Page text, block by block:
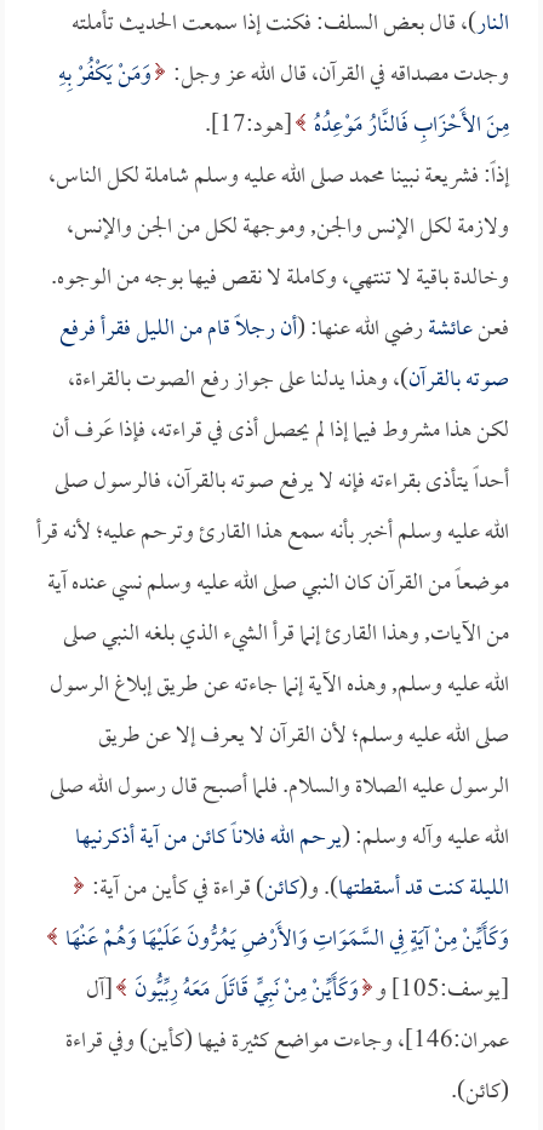
النار)، قال بعض السلف: فكنت إذا سمعت الحديث تأملته
وجدت مصداقه في القرآن، قال الله عز وجل: وَمَنْ يَكْفُرْ بِهِ
مِنَ الأَحْزَابِ فَالنَّارُ مَوْعِدُهُ [هود:17].
إذاً: فشريعة نبينا محمد صلى الله عليه وسلم شاملة لكل الناس،
ولازمة لكل الإنس والجن, وموجهة لكل من الجن والإنس،
وخالدة باقية لا تنتهي، وكاملة لا نقص فيها بوجه من الوجوه.
فعنعائشةرضي الله عنها: (أن رجلاً قام من الليل فقرأ فرفع
صوته بالقرآن)، وهذا يدلنا على جواز رفع الصوت بالقراءة،
لكن هذا مشروط فيما إذا لم يحصل أذى في قراءته، فإذا عَرف أن
أحداً يتأذى بقراءته فإنه لا يرفع صوته بالقرآن، فالرسول صلى
الله عليه وسلم أخبر بأنه سمع هذا القارئ وترحم عليه؛ لأنه قرأ
موضعاً من القرآن كان النبي صلى الله عليه وسلم نسي عنده آية
من الآيات, وهذا القارئ إنما قرأ الشيء الذي بلغه النبي صلى
الله عليه وسلم, وهذه الآية إنما جاءته عن طريق إبلاغ الرسول
صلى الله عليه وسلم؛ لأن القرآن لا يعرف إلا عن طريق
الرسول عليه الصلاة والسلام. فلما أصبح قال رسول الله صلى
الله عليه وآله وسلم: (يرحم الله فلاناً كائن من آية أذكرنيها
الليلة كنت قد أسقطتها). و(كائن) قراءة في كأين من آية:
وَكَأَيِّنْ مِنْ آيَةٍ فِي السَّمَوَاتِ وَالأَرْضِ يَمُرُّونَ عَلَيْهَا وَهُمْ عَنْهَا
[يوسف:105] و
وَكَأَيِّنْ مِنْ نَبِيٍّ قَاتَلَ مَعَهُ رِبِّيُّونَ [آل
عمران:146]، وجاءت مواضع كثيرة فيها (كأين) وفي قراءة
(كائن).